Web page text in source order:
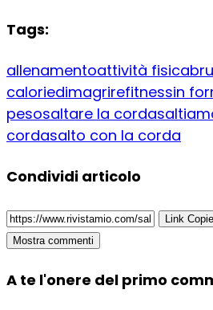
Tags:
allenamentoattività fisica
caloriedimagrirefitnessin
pesosaltare la corda
cordasalto con la corda
Condividi articolo
Link
Mostra commenti
A te l'onere del primo